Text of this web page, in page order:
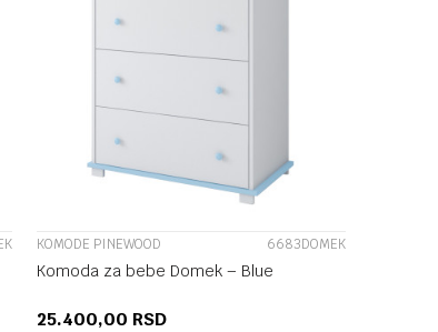
KOMODE PINEWOOD 6683DOMEK
Komoda za bebe Domek – Blue
25.400,00 RSD